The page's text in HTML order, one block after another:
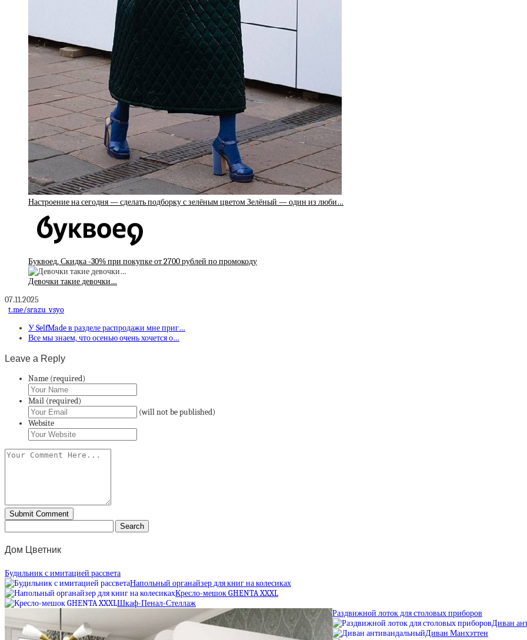
Настроение на сегодня — сделать подборку с зелёным цветом Зелёный — один из люби…
Буквоед, Скидка -30% при покупке от 2700 рублей по промокоду
Девочки такие девочки…
07.11.2025
t.me/srazu_vsyo
У SelfMade в разделе распродажи мне приг…
Все мы знаем, что осенью очень хочется о…
Leave a Reply
Name (required)
Mail (required)
(will not be published)
Website
Дом Цветник
Будильник с имитацией рассвета
Напольный органайзер для книг на колесиках
Кресло-мешок GHENTA XXXL
Шкаф-Пенал-Стеллаж
Раздвижной лоток для столовых приборов
Диван
Диван Манхэттен